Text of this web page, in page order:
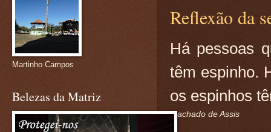
Reflexão da
Há pessoas
têm espinho.
os espinhos
Machado de Assis
Martinho Campos
Belezas da Matriz